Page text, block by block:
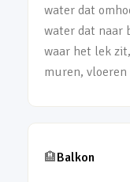
water dat
water dat naar
waar het lek
muren,
🏨Balkon